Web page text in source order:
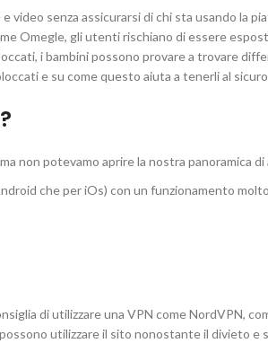
video senza assicurarsi di chi sta usando la
Omegle, gli utenti rischiano di essere
i bambini possono provare a trovare
e su come questo aiuta a tenerli al
non potevamo aprire la nostra panoramica
che per iOs) con un funzionamento
di utilizzare una VPN come NordVPN,
utilizzare il sito nonostante il divieto e